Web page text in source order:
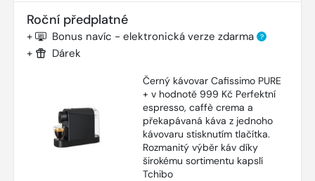
Roční předplatné
+ Bonus navíc - elektronická verze zdarma ?
+ Dárek
Černý kávovar Cafissimo PURE
+ v hodnotě 999 Kč Perfektní
espresso, caffè crema a
překapávaná káva z jednoho
kávovaru stisknutím tlačítka.
Rozmanitý výběr káv díky
širokému sortimentu kapslí
Tchibo